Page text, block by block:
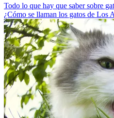
Todo lo que hay que saber sobre
¿Cómo se llaman los gatos de Los